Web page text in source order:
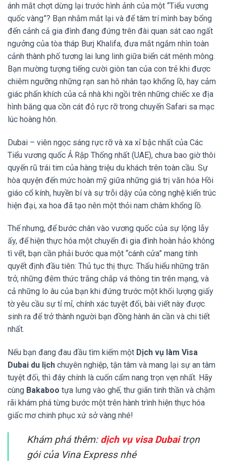
ánh mắt chợt dừng lại trước hình ảnh của một “Tiểu vương
quốc vàng”? Bạn nhắm mắt lại và để tâm trí mình bay bổng
đến cảnh cả gia đình đang đứng trên đài quan sát cao ngất
ngưởng của tòa tháp Burj Khalifa, đưa mắt ngắm nhìn toàn
cảnh thành phố tương lai lung linh giữa biển cát mênh mông.
Bạn mường tượng tiếng cười giòn tan của con trẻ khi được
chiêm ngưỡng những rạn san hô nhân tạo khổng lồ, hay cảm
giác phấn khích của cả nhà khi ngồi trên những chiếc xe địa
hình băng qua cồn cát đỏ rực rỡ trong chuyến Safari sa mạc
lúc hoàng hôn.
Dubai – viên ngọc sáng rực rỡ và xa xỉ bậc nhất của Các
Tiểu vương quốc Ả Rập Thống nhất (UAE), chưa bao giờ thôi
quyến rũ trái tim của hàng triệu du khách trên toàn cầu. Sự
hòa quyện đến mức hoàn mỹ giữa những giá trị văn hóa Hồi
giáo cổ kính, huyền bí và sự trỗi dậy của công nghệ kiến trúc
hiện đại, xa hoa đã tạo nên một thỏi nam châm khổng lồ.
Thế nhưng, để bước chân vào vương quốc của sự lộng lẫy
ấy, để hiện thực hóa một chuyến đi gia đình hoàn hảo không
tì vết, bạn cần phải bước qua một “cánh cửa” mang tính
quyết định đầu tiên: Thủ tục thị thực. Thấu hiểu những trăn
trở, những đêm thức trắng chắp vá thông tin trên mạng, và
cả những lo âu của bạn khi đứng trước một khối lượng giấy
tờ yêu cầu sự tỉ mỉ, chính xác tuyệt đối, bài viết này được
sinh ra để trở thành người bạn đồng hành ân cần và chi tiết
nhất.
Nếu bạn đang đau đầu tìm kiếm một Dịch vụ làm Visa
Dubai du lịch chuyên nghiệp, tận tâm và mang lại sự an tâm
tuyệt đối, thì đây chính là cuốn cẩm nang trọn vẹn nhất. Hãy
cùng Bakaboo tựa lưng vào ghế, thư giãn tinh thần và chậm
rãi khám phá từng bước một trên hành trình hiện thực hóa
giấc mơ chinh phục xứ sở vàng nhé!
Khám phá thêm: dịch vụ visa Dubaitrọn
gói của Vina Express nhé